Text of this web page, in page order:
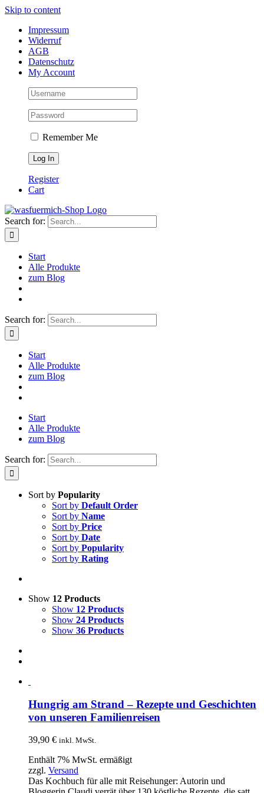
Skip to content
Impressum
Widerruf
AGB
Datenschutz
My Account
Remember Me
Register
Cart
Search for:
Start
Alle Produkte
zum Blog
Search for:
Start
Alle Produkte
zum Blog
Start
Alle Produkte
zum Blog
Search for:
Sort by Popularity
Sort by Default Order
Sort by Name
Sort by Price
Sort by Date
Sort by Popularity
Sort by Rating
Show 12 Products
Show 12 Products
Show 24 Products
Show 36 Products
Hungrig am Strand – Rezepte und Geschichten
von unseren Familienreisen
39,90 € inkl. MwSt.
Enthält 7% MwSt. ermäßigt
zzgl. Versand
Das Kochbuch für alle mit Reisehunger: Autorin und